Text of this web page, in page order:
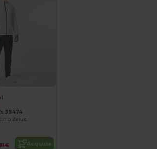
39474
Zelus
€ Acquista